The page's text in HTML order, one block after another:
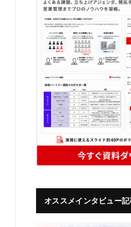
オススメインタビュー記